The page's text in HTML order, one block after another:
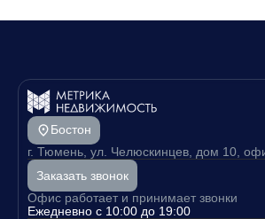
Бостон
г. Тюмень, ул. Челюскинцев, дом 10,
Заказать звонок
Офис работает и принимает звонки
Ежедневно с 10:00 до 19:00